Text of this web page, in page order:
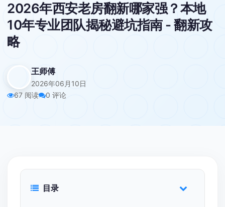
2026年西安老房翻新哪家强？本地
10年专业团队揭秘避坑指南 - 翻新攻
略
王师傅
2026年06月10日
67 阅读
0 评论
目录